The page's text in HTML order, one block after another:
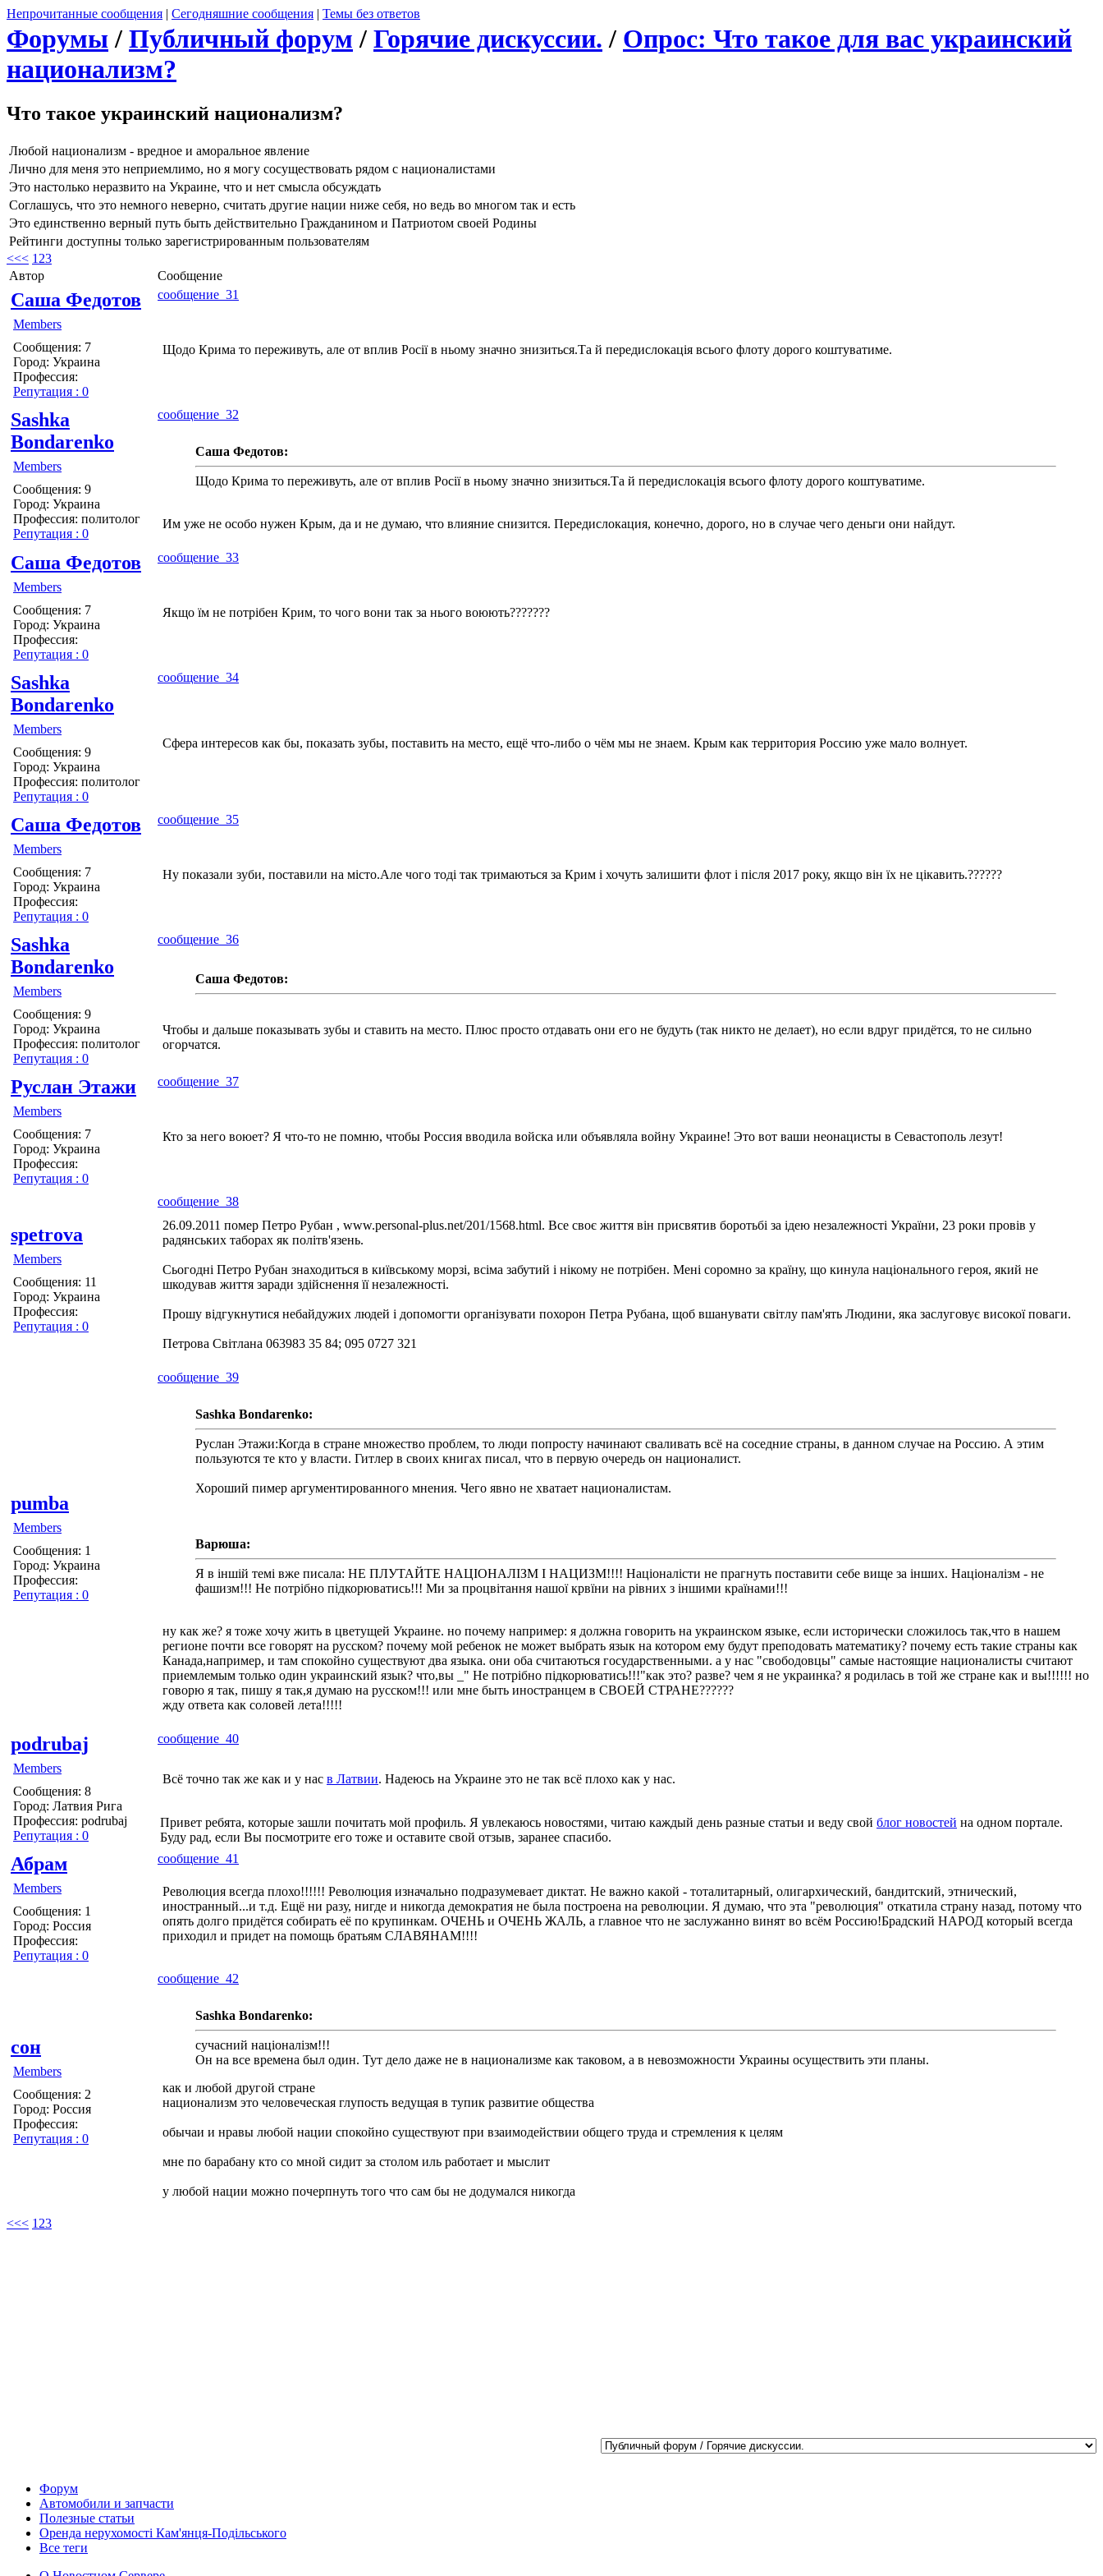
Непрочитанные сообщения | Сегодняшние сообщения | Темы без ответов
Форумы/ Публичный форум / Горячие дискуссии. / Опрос: Что такое для вас украинский
национализм?
Что такое украинский национализм?
Любой национализм - вредное и аморальное явление
Лично для меня это неприемлимо, но я могу сосуществовать рядом с националистами
Это настолько неразвито на Украине, что и нет смысла обсуждать
Соглашусь, что это немного неверно, считать другие нации ниже себя, но ведь во многом так и есть
Это единственно верный путь быть действительно Гражданином и Патриотом своей Родины
Рейтинги доступны только зарегистрированным пользователям
<<< 1 23
Автор
Сообщение
Саша Федотов
Members
Сообщения: 7
Город: Украина
Профессия:
Репутация : 0
сообщение 31
Щодо Крима то переживуть, але от вплив Росії в ньому значно знизиться.Та й передислокація всього флоту дорого коштуватиме.
Sashka
Bondarenko
Members
Сообщения: 9
Город: Украина
Профессия: политолог
Репутация : 0
сообщение 32
Саша Федотов:
Щодо Крима то переживуть, але от вплив Росії в ньому значно знизиться.Та й передислокація всього флоту дорого коштуватиме.
Им уже не особо нужен Крым, да и не думаю, что влияние снизится. Передислокация, конечно, дорого, но в случае чего деньги они найдут.
Саша Федотов
Members
Сообщения: 7
Город: Украина
Профессия:
Репутация : 0
сообщение 33
Якщо їм не потрібен Крим, то чого вони так за нього воюють???????
Sashka
Bondarenko
Members
Сообщения: 9
Город: Украина
Профессия: политолог
Репутация : 0
сообщение 34
Сфера интересов как бы, показать зубы, поставить на место, ещё что-либо о чём мы не знаем. Крым как территория Россию уже мало волнует.
Саша Федотов
Members
Сообщения: 7
Город: Украина
Профессия:
Репутация : 0
сообщение 35
Ну показали зуби, поставили на місто.Але чого тоді так тримаються за Крим і хочуть залишити флот і після 2017 року, якщо він їх не цікавить.??????
Sashka
Bondarenko
Members
Сообщения: 9
Город: Украина
Профессия: политолог
Репутация : 0
сообщение 36
Саша Федотов:
Чтобы и дальше показывать зубы и ставить на место. Плюс просто отдавать они его не будуть (так никто не делает), но если вдруг придётся, то не сильно
огорчатся.
Руслан Этажи
Members
Сообщения: 7
Город: Украина
Профессия:
Репутация : 0
сообщение 37
Кто за него воюет? Я что-то не помню, чтобы Россия вводила войска или объявляла войну Украине! Это вот ваши неонацисты в Севастополь лезут!
spetrova
Members
Сообщения: 11
Город: Украина
Профессия:
Репутация : 0
сообщение 38
26.09.2011 помер Петро Рубан , www.personal-plus.net/201/1568.html. Все своє життя він присвятив боротьбі за ідею незалежності України, 23 роки провів у
радянських таборах як політв'язень.
Сьогодні Петро Рубан знаходиться в київському морзі, всіма забутий і нікому не потрібен. Мені соромно за країну, що кинула національного героя, який не
шкодував життя заради здійснення її незалежності.
Прошу відгукнутися небайдужих людей і допомогти організувати похорон Петра Рубана, щоб вшанувати світлу пам'ять Людини, яка заслуговує високої поваги.
Петрова Світлана 063983 35 84; 095 0727 321
pumba
Members
Сообщения: 1
Город: Украина
Профессия:
Репутация : 0
сообщение 39
Sashka Bondarenko:
Руслан Этажи:Когда в стране множество проблем, то люди попросту начинают сваливать всё на соседние страны, в данном случае на Россию. А этим
пользуются те кто у власти. Гитлер в своих книгах писал, что в первую очередь он националист.
Хороший пимер аргументированного мнения. Чего явно не хватает националистам.
Варюша:
Я в іншій темі вже писала: НЕ ПЛУТАЙТЕ НАЦІОНАЛІЗМ І НАЦИЗМ!!!! Націоналісти не прагнуть поставити себе вище за інших. Націоналізм - не
фашизм!!! Не потрібно підкорюватись!!! Ми за процвітання нашої крвїни на рівних з іншими країнами!!!
ну как же? я тоже хочу жить в цветущей Украине. но почему например: я должна говорить на украинском языке, если исторически сложилось так,что в нашем
регионе почти все говорят на русском? почему мой ребенок не может выбрать язык на котором ему будут преподовать математику? почему есть такие страны как
Канада,например, и там спокойно существуют два языка. они оба считаються государственными. а у нас "свободовцы" самые настоящие националисты считают
приемлемым только один украинский язык? что,вы _" Не потрібно підкорюватись!!!"как это? разве? чем я не украинка? я родилась в той же стране как и вы!!!!!! но
говорю я так, пишу я так,я думаю на русском!!! или мне быть иностранцем в СВОЕЙ СТРАНЕ??????
жду ответа как соловей лета!!!!!
podrubaj
Members
Сообщения: 8
Город: Латвия Рига
Профессия: podrubaj
Репутация : 0
сообщение 40
Всё точно так же как и у нас в Латвии. Надеюсь на Украине это не так всё плохо как у нас.
Привет ребята, которые зашли почитать мой профиль. Я увлекаюсь новостями, читаю каждый день разные статьи и веду свой блог новостей на одном портале.
Буду рад, если Вы посмотрите его тоже и оставите свой отзыв, заранее спасибо.
Абрам
Members
Сообщения: 1
Город: Россия
Профессия:
Репутация : 0
сообщение 41
Революция всегда плохо!!!!!! Революция изначально подразумевает диктат. Не важно какой - тоталитарный, олигархический, бандитский, этнический,
иностранный...и т.д. Ещё ни разу, нигде и никогда демократия не была построена на революции. Я думаю, что эта "революция" откатила страну назад, потому что
опять долго придётся собирать её по крупинкам. ОЧЕНЬ и ОЧЕНЬ ЖАЛЬ, а главное что не заслужанно винят во всём Россию!Брадский НАРОД который всегда
приходил и придет на помощь братьям СЛАВЯНАМ!!!!
сон
Members
Сообщения: 2
Город: Россия
Профессия:
Репутация : 0
сообщение 42
Sashka Bondarenko:
сучасний націоналізм!!!
Он на все времена был один. Тут дело даже не в национализме как таковом, а в невозможности Украины осуществить эти планы.
как и любой другой стране
национализм это человеческая глупость ведущая в тупик развитие общества
обычаи и нравы любой нации спокойно существуют при взаимодействии общего труда и стремления к целям
мне по барабану кто со мной сидит за столом иль работает и мыслит
у любой нации можно почерпнуть того что сам бы не додумался никогда
<<< 1 23
Форум
Автомобили и запчасти
Полезные статьи
Оренда нерухомості Кам'янця-Подільського
Все теги